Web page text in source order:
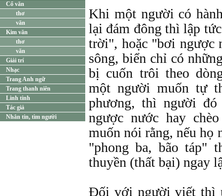
Cổ văn
thơ
văn
Kim văn
thơ
văn
Giải trí
Nhạc
Trang Anh ngữ
Trang thanh niên
Linh tinh
Tác giả
Nhắn tin, tìm người
Khi một người có
lại đám đông thì lập
trời", hoặc "bơi ngược
sông, biển chỉ có
bị cuốn trôi theo
một người muốn tự
phương, thì người
ngược nước hay
muốn nói rằng, nếu họ
"phong ba, bão táp"
thuyền (thất bại) ngay
Đối với người viết thì